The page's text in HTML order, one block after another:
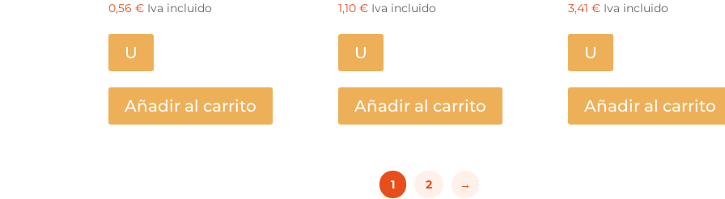
0,56€ Iva incluido
U
Añadir al carrito
1,10 € Iva incluido
U
Añadir al carrito
3,41 € Iva incluido
U
Añadir al carrito
1 2 →